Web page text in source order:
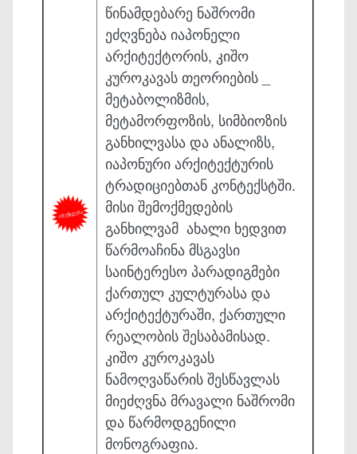
წინამდებარე ნაშრომი
ეძღვნება იაპონელი
არქიტექტორის, კიშო
კუროკავას თეორიების _
მეტაბოლიზმის,
მეტამორფოზის, სიმბიოზის
განხილვასა და ანალიზს,
იაპონური არქიტექტურის
ტრადიციებთან კონტექსტში.
მისი შემოქმედების
განხილვამ ახალი ხედვით
წარმოაჩინა მსგავსი
საინტერესო პარადიგმები
ქართულ კულტურასა და
არქიტექტურაში, ქართული
რეალობის შესაბამისად.
კიშო კუროკავას
ნამოღვაწარის შესწავლას
მიეძღვნა მრავალი ნაშრომი
და წარმოდგენილი
მონოგრაფია.